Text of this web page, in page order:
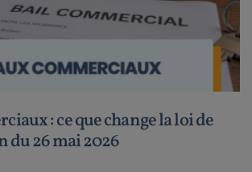
: ce que change la loi de
26 mai 2026